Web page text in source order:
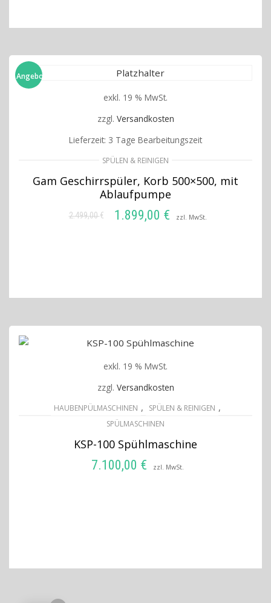
399,00 €
199,00 €.
Angebot!
exkl. 19 % MwSt.
zzgl. Versandkosten
Lieferzeit: 3 Tage Bearbeitungszeit
SPÜLEN & REINIGEN
Gam Geschirrspüler, Korb 500×500, mit
Ablaufpumpe
2.499,00€
Ursprünglicher
1.899,00 €
Aktueller
zzl. MwSt.
exkl. 19 % MwSt.
zzgl. Versandkosten
HAUBENPÜLMASCHINEN , SPÜLEN & REINIGEN ,
SPÜLMASCHINEN
KSP-100 Spühlmaschine
7.100,00 € zzl. MwSt.